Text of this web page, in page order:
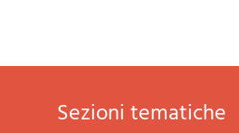
sezioni tematiche